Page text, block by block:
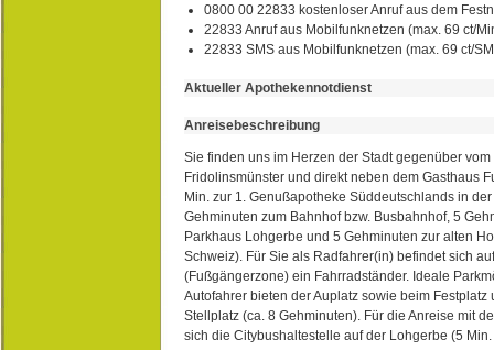
0800 00 22833 kostenloser Anruf aus dem
22833 Anruf aus Mobilfunknetzen (max. 69 ct/
22833 SMS aus Mobilfunknetzen (max. 69 ct/
Aktueller Apothekennotdienst
Anreisebeschreibung
Sie finden uns im Herzen der Stadt gegenüber
Fridolinsmünster und direkt neben dem Gasthaus
Min. zur 1. Genußapotheke Süddeutschlands in
Gehminuten zum Bahnhof bzw. Busbahnhof, 5
Parkhaus Lohgerbe und 5 Gehminuten zur alten
Schweiz). Für Sie als Radfahrer(in) befindet sich
(Fußgängerzone) ein Fahrradständer. Ideale
Autofahrer bieten der Auplatz sowie beim Festplatz
Stellplatz (ca. 8 Gehminuten). Für die Anreise mit
sich die Citybushaltestelle auf der Lohgerbe (5